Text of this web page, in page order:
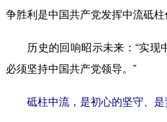
四川 贵州 云
陕西 甘肃 青海
新疆 内蒙古
多语种频道
争胜利是中国共产党发挥中流砥柱
历史的回响昭示未来：“实现中
必须坚持中国共产党领导。”
砥柱中流，是初心的坚守、是